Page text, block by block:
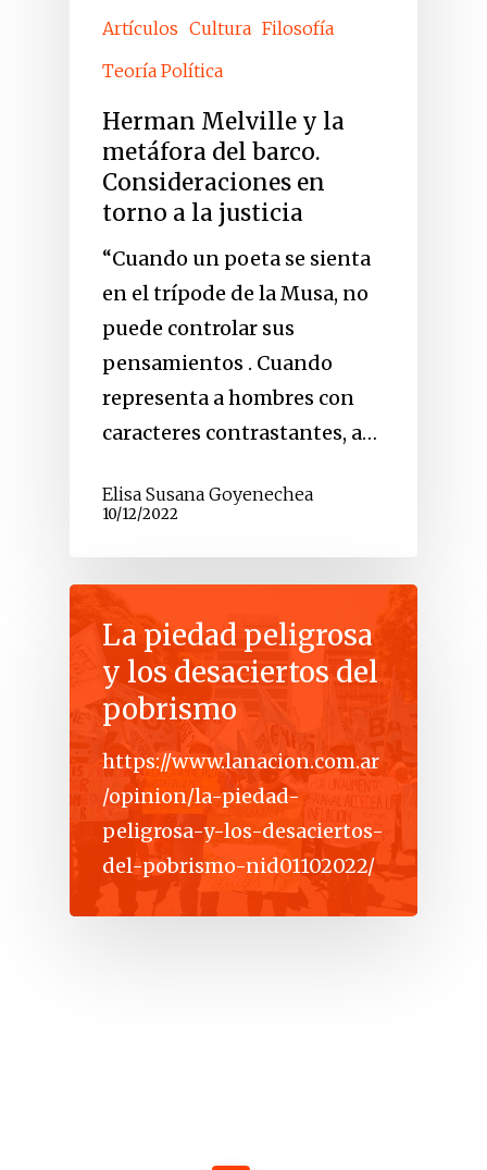
Artículos Cultura Filosofía
Teoría Política
Herman Melville y la
metáfora del barco.
Consideraciones en
torno a la justicia
“Cuando un poeta se sienta
en el trípode de la Musa, no
puede controlar sus
pensamientos . Cuando
representa a hombres con
caracteres contrastantes, a…
Elisa Susana Goyenechea
10/12/2022
La piedad peligrosa
y los desaciertos del
pobrismo
https://www.lanacion.com.ar
/opinion/la-piedad-
peligrosa-y-los-desaciertos-
del-pobrismo-nid01102022/